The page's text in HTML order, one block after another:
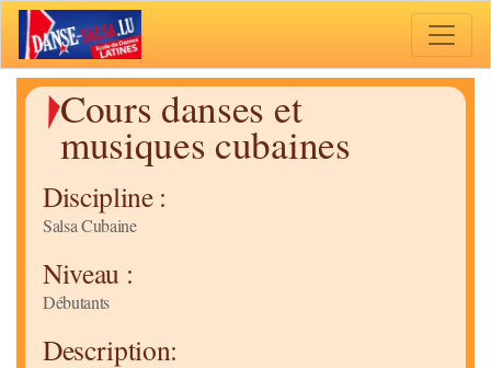
Cours danses et
musiques cubaines
Discipline :
Salsa Cubaine
Niveau :
Débutants
Description: